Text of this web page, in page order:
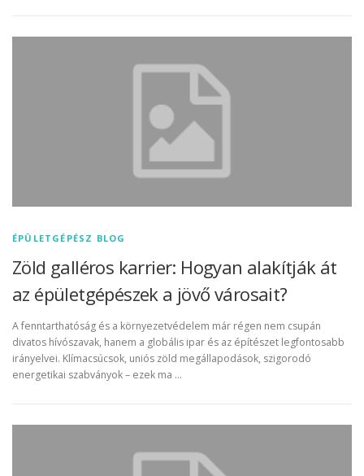
ÉPÜLETGÉPÉSZ BLOG
Zöld galléros karrier: Hogyan alakítják át
az épületgépészek a jövő városait?
A fenntarthatóság és a környezetvédelem már régen nem csupán
divatos hívószavak, hanem a globális ipar és az építészet legfontosabb
irányelvei. Klímacsúcsok, uniós zöld megállapodások, szigorodó
energetikai szabványok – ezek ma …